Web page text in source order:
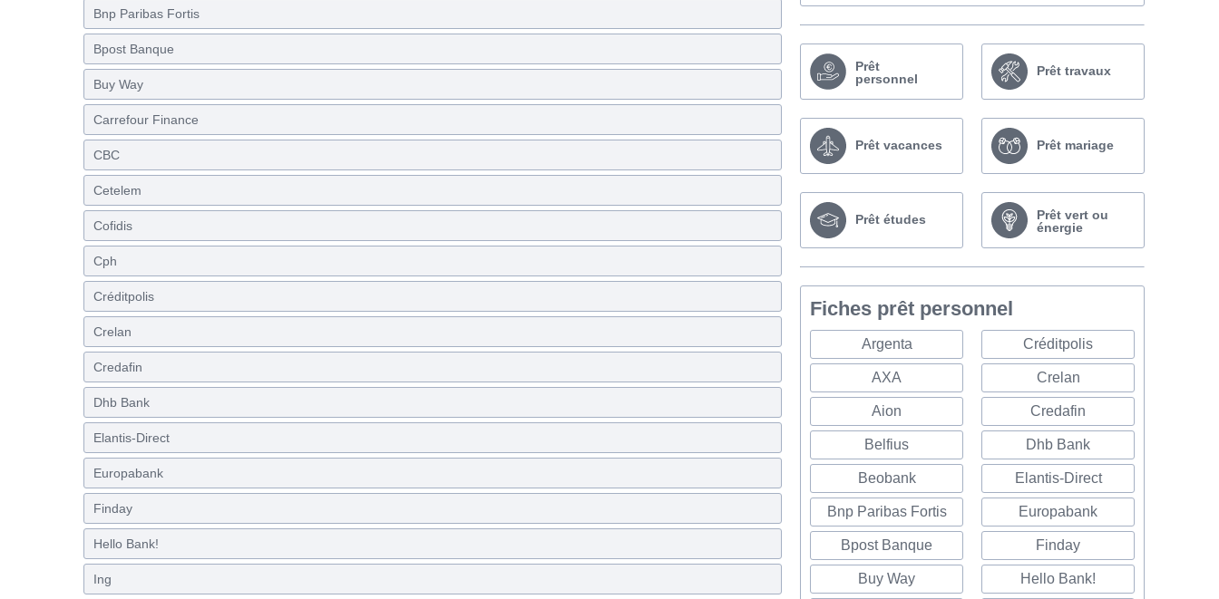
Bnp Paribas Fortis
Bpost Banque
Buy Way
Carrefour Finance
CBC
Cetelem
Cofidis
Cph
Créditpolis
Crelan
Credafin
Dhb Bank
Elantis-Direct
Europabank
Finday
Hello Bank!
Ing
Prêt
personnel
Prêt travaux
Prêt vacances Prêt mariage
Prêt études
Prêt vert ou
énergie
Fiches prêt personnel
Argenta
AXA
Aion
Belfius
Beobank
Bnp Paribas Fortis
Bpost Banque
Buy Way
Créditpolis
Crelan
Credafin
Dhb Bank
Elantis-Direct
Europabank
Finday
Hello Bank!